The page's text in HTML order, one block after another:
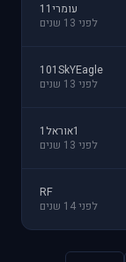
עומרי11
לפני 13 שנים
101SkYEagle
לפני 13 שנים
1אוראל1
לפני 13 שנים
RF
לפני 14 שנים